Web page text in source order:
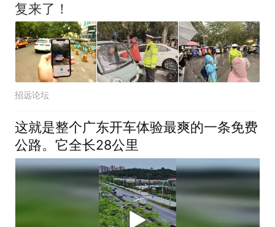
复来了！
招远论坛
这就是整个广东开车体验最爽的一条免费
公路。它全长28公里